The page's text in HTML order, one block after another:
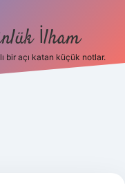
İlham
bir açı katan küçük notlar.